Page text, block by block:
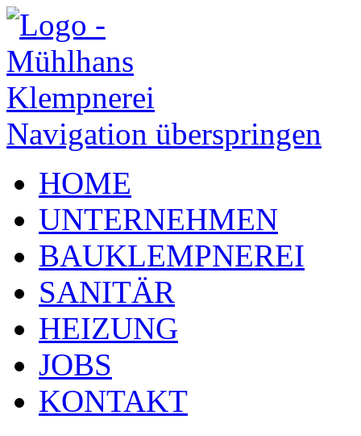
Navigation überspringen
HOME
UNTERNEHMEN
BAUKLEMPNEREI
SANITÄR
HEIZUNG
JOBS
KONTAKT